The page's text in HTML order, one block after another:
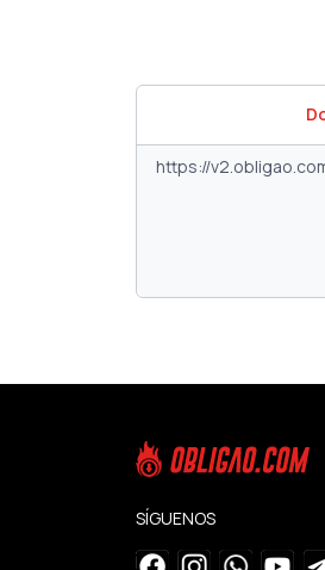
SÍGUENOS